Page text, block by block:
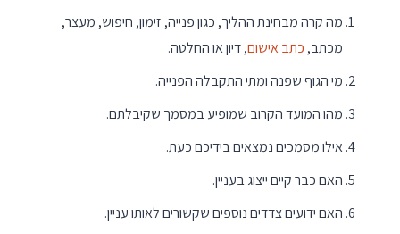
מה קרה מבחינת ההליך, כגון פנייה, זימון, חיפוש, מעצר,
מכתב, כתב אישום, דיון או החלטה.
מי הגוף שפנה ומתי התקבלה הפנייה.
מהו המועד הקרוב שמופיע במסמך שקיבלתם.
אילו מסמכים נמצאים בידיכם כעת.
האם כבר קיים ייצוג בעניין.
האם ידועים צדדים נוספים שקשורים לאותו עניין.